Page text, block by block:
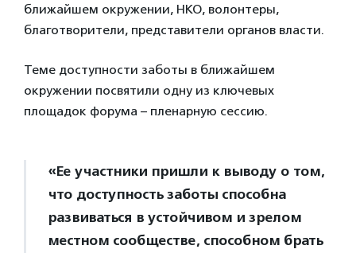
ближайшем окружении, НКО, волонтеры,
благотворители, представители органов власти.
Теме доступности заботы в ближайшем
окружении посвятили одну из ключевых
площадок форума – пленарную сессию.
«Ее участники пришли к выводу о том,
что доступность заботы способна
развиваться в устойчивом и зрелом
местном сообществе, способном брать